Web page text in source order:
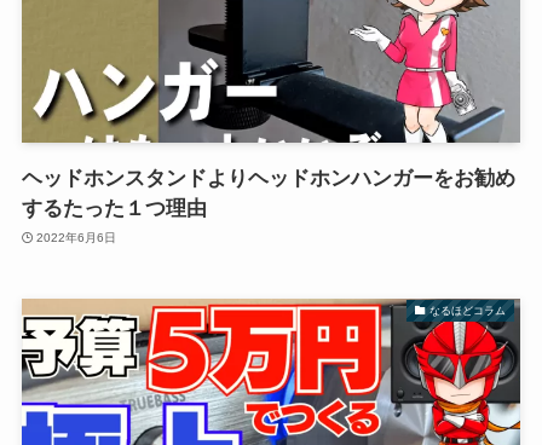
ヘッドホンスタンドよりヘッドホンハンガーをお勧め
するたった１つ理由
2022年6月6日
なるほどコラム